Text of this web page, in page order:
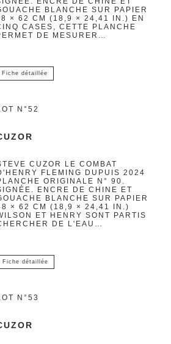
BLANCHE SUR PAPIER
× 62 CM (18,9 × 24,41 IN.) EN
CASES, CETTE PLANCHE
DE MESURER…
Fiche détaillée
N°52
CUZOR LE COMBAT
FLEMING DUPUIS 2024
ORIGINALE N° 90.
ENCRE DE CHINE ET
BLANCHE SUR PAPIER
× 62 CM (18,9 × 24,41 IN.)
ET HENRY SONT PARTIS
DE L'EAU…
Fiche détaillée
N°53